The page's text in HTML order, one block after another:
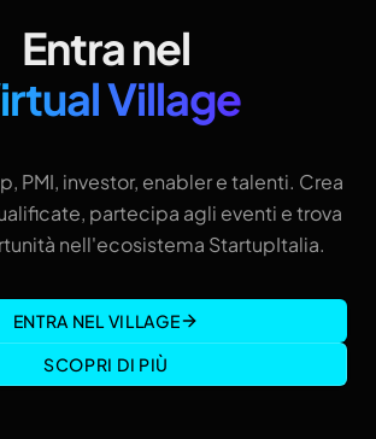
Entra nel
Village
PMI, investor, enabler e talenti. Crea
partecipa agli eventi e trova
nell'ecosistema StartupItalia.
ENTRA NEL VILLAGE
SCOPRI DI PIÙ